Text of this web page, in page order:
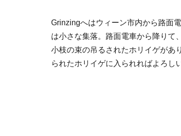
Grinzingへはウィーン市内から路面
は小さな集落。路面電車から降りて
小枝の束の吊るされたホリイゲがあ
られたホリイゲに入られればよろし